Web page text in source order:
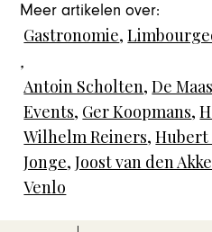
Meer artikelen over:
Gastronomie,
,
Antoin Scholten,De
Events, Ger Koopmans,
Wilhelm Reiners,Hubert
Jonge,Joost van den
Venlo